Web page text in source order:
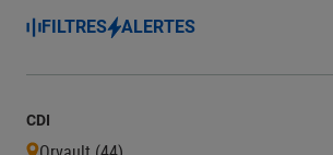
FILTRES ALERTES
CDI